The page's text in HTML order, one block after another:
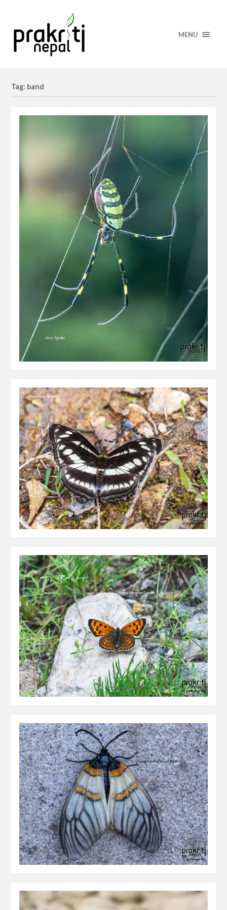
MENU
Tag: band